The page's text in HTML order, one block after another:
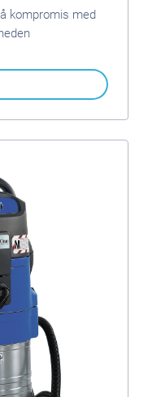
kompromis med